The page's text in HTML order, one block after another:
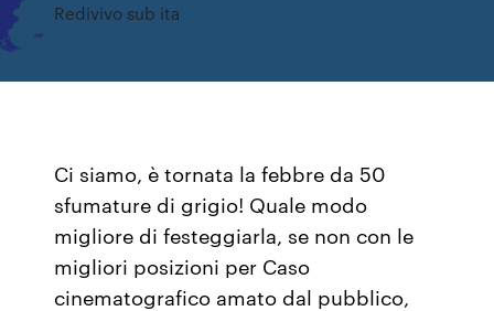
Redivivo sub ita
Ci siamo, è tornata la febbre da 50
sfumature di grigio! Quale modo
migliore di festeggiarla, se non con le
migliori posizioni per Caso
cinematografico amato dal pubblico,